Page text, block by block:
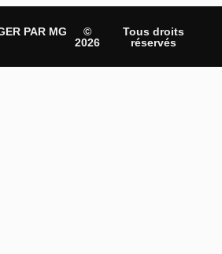
PAR MG
©
2026
Tous droits
réservés